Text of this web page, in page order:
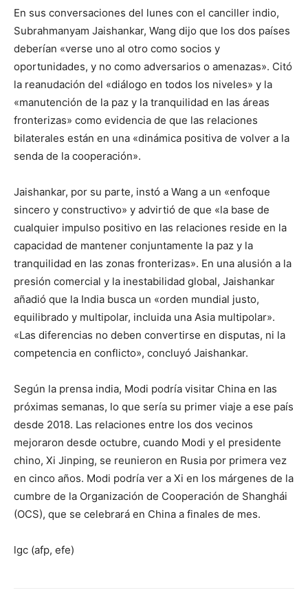
En sus conversaciones del lunes con el canciller indio,
Subrahmanyam Jaishankar, Wang dijo que los dos países
deberían «verse uno al otro como socios y
oportunidades, y no como adversarios o amenazas». Citó
la reanudación del «diálogo en todos los niveles» y la
«manutención de la paz y la tranquilidad en las áreas
fronterizas» como evidencia de que las relaciones
bilaterales están en una «dinámica positiva de volver a la
senda de la cooperación».
Jaishankar, por su parte, instó a Wang a un «enfoque
sincero y constructivo» y advirtió de que «la base de
cualquier impulso positivo en las relaciones reside en la
capacidad de mantener conjuntamente la paz y la
tranquilidad en las zonas fronterizas». En una alusión a la
presión comercial y la inestabilidad global, Jaishankar
añadió que la India busca un «orden mundial justo,
equilibrado y multipolar, incluida una Asia multipolar».
«Las diferencias no deben convertirse en disputas, ni la
competencia en conflicto», concluyó Jaishankar.
Según la prensa india, Modi podría visitar China en las
próximas semanas, lo que sería su primer viaje a ese país
desde 2018. Las relaciones entre los dos vecinos
mejoraron desde octubre, cuando Modi y el presidente
chino, Xi Jinping, se reunieron en Rusia por primera vez
en cinco años. Modi podría ver a Xi en los márgenes de la
cumbre de la Organización de Cooperación de Shanghái
(OCS), que se celebrará en China a finales de mes.
lgc (afp, efe)